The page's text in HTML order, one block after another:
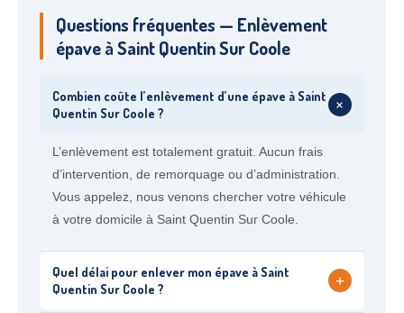
Questions fréquentes — Enlèvement
épave à Saint Quentin Sur Coole
Combien coûte l’enlèvement d’une épave à Saint
Quentin Sur Coole ?
+
L’enlèvement est totalement gratuit. Aucun frais
d’intervention, de remorquage ou d’administration.
Vous appelez, nous venons chercher votre véhicule
à votre domicile à Saint Quentin Sur Coole.
Quel délai pour enlever mon épave à Saint
Quentin Sur Coole ?
+